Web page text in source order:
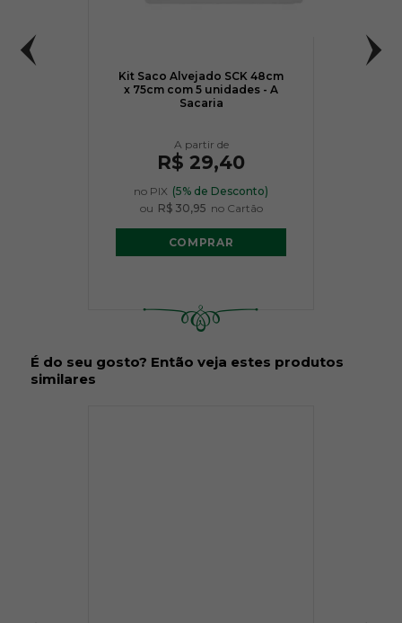
Kit Saco Alvejado SCK 48cm
x 75cm com 5 unidades - A
Sacaria
R$ 29,40
no PIX (5% de Desconto)
ou R$ 30,95 no Cartão
COMPRAR
É do seu gosto? Então veja estes produtos
similares